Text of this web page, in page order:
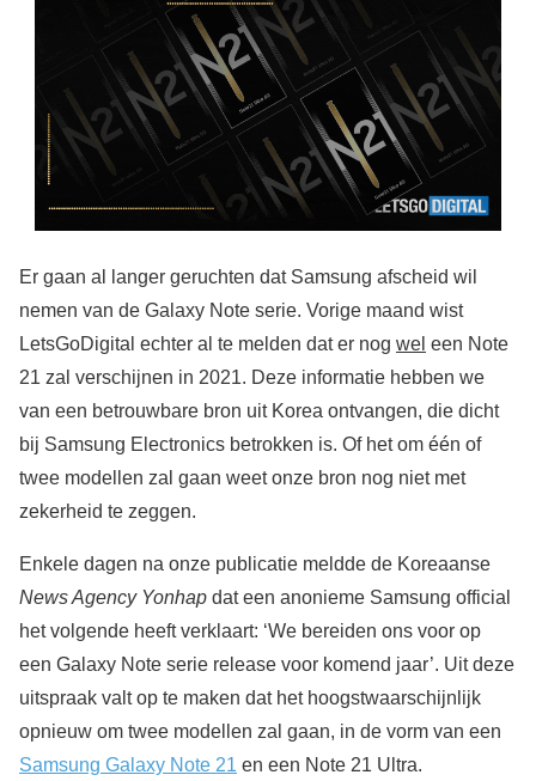
Er gaan al langer geruchten dat Samsung afscheid wil
nemen van de Galaxy Note serie. Vorige maand wist
LetsGoDigital echter al te melden dat er nog wel een Note
21 zal verschijnen in 2021. Deze informatie hebben we
van een betrouwbare bron uit Korea ontvangen, die dicht
bij Samsung Electronics betrokken is. Of het om één of
twee modellen zal gaan weet onze bron nog niet met
zekerheid te zeggen.
Enkele dagen na onze publicatie meldde de Koreaanse
News Agency Yonhap dat een anonieme Samsung official
het volgende heeft verklaart: ‘We bereiden ons voor op
een Galaxy Note serie release voor komend jaar’. Uit deze
uitspraak valt op te maken dat het hoogstwaarschijnlijk
opnieuw om twee modellen zal gaan, in de vorm van een
Samsung Galaxy Note 21 en een Note 21 Ultra.